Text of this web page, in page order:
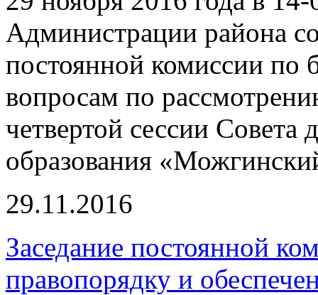
Администрации района
постоянной комиссии
вопросам по
четвертой сессии Совета
образования
29.11.2016
Заседание постоянной
правопорядку и